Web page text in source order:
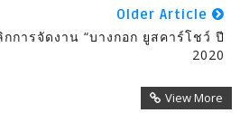
Older Article
การจัดงาน “บางกอก ยูสคาร์โชว์ ปี
2020
View More